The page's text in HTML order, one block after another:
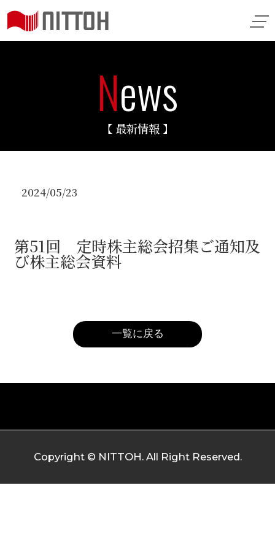
News
【 最新情報 】
2024/05/23
第51回 定時株主総会招集ご通知及
び株主総会資料
一覧に戻る
Copyright © NITTOH. All Right Reserved.